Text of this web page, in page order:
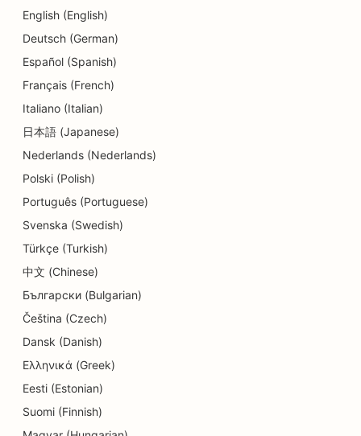
SEO for Dermabrasion-tjenester
SEO for barnehager
SEO for tannklinikker
SEO for detaljbutikker
SEO for spisesteder
SEO for utdannings- og barnehagetjenester
SEO for smultringbutikker
SEO for elektrikere
SEO for dansestudioer
SEO for elektronikkbutikker
SEO for endodontister
English (English)
Deutsch (German)
Español (Spanish)
Français (French)
Italiano (Italian)
日本語 (Japanese)
Nederlands (Nederlands)
Polski (Polish)
Português (Portuguese)
Svenska (Swedish)
Türkçe (Turkish)
中文 (Chinese)
Български (Bulgarian)
Čeština (Czech)
Dansk (Danish)
Ελληνικά (Greek)
Eesti (Estonian)
Suomi (Finnish)